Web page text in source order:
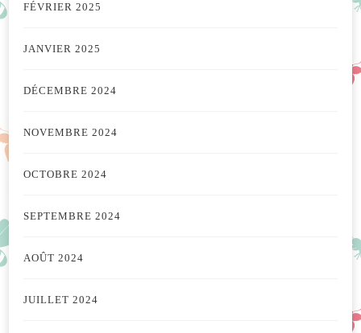
FÉVRIER 2025
JANVIER 2025
DÉCEMBRE 2024
NOVEMBRE 2024
OCTOBRE 2024
SEPTEMBRE 2024
AOÛT 2024
JUILLET 2024